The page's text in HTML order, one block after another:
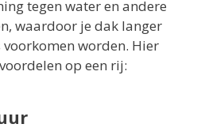
tegen water en andere
waardoor je dak langer
voorkomen worden. Hier
op een rij: